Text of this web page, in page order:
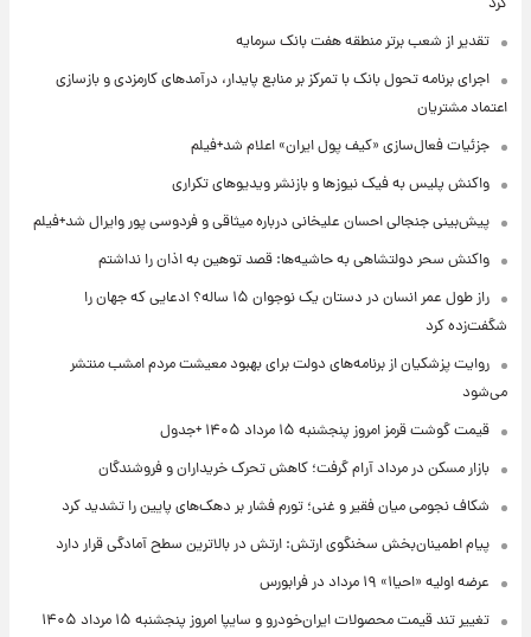
تقدیر از شعب برتر منطقه هفت بانک سرمایه
اجرای برنامه تحول بانک با تمرکز بر منابع پایدار، درآمدهای کارمزدی و بازسازی
اعتماد مشتریان
جزئیات فعال‌سازی «کیف پول ایران» اعلام شد+فیلم
واکنش پلیس به فیک نیوزها و بازنشر ویدیوهای تکراری
پیش‌بینی جنجالی احسان علیخانی درباره میثاقی و فردوسی پور وایرال شد+فیلم
واکنش سحر دولتشاهی به حاشیه‌ها: قصد توهین به اذان را نداشتم
راز طول عمر انسان در دستان یک نوجوان ۱۵ ساله؟ ادعایی که جهان را
شگفت‌زده کرد
روایت پزشکیان از برنامه‌های دولت برای بهبود معیشت مردم امشب منتشر
می‌شود
قیمت گوشت قرمز امروز پنجشنبه ۱۵ مرداد ۱۴۰۵ +جدول
بازار مسکن در مرداد آرام گرفت؛ کاهش تحرک خریداران و فروشندگان
شکاف نجومی میان فقیر و غنی؛ تورم فشار بر دهک‌های پایین را تشدید کرد
پیام اطمینان‌بخش سخنگوی ارتش: ارتش در بالاترین سطح آمادگی قرار دارد
عرضه اولیه «احیا۱» ۱۹ مرداد در فرابورس
تغییر تند قیمت محصولات ایران‌خودرو و سایپا امروز پنجشنبه ۱۵ مرداد ۱۴۰۵